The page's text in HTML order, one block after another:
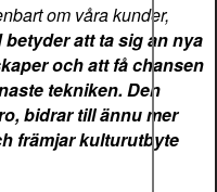
om våra kunder,
att ta sig an nya
och att få chansen
tekniken. Den
bidrar till ännu mer
främjar kulturutbyte